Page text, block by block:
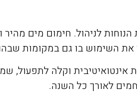
לניהול. חימום מים
את השימוש בו גם במקומות
וקלה לתפעול,
לאורך כל השנה.